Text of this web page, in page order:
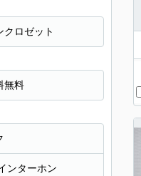
クロゼット
無料
ンターホン